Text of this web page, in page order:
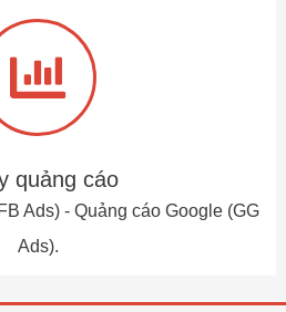
quảng cáo
Ads) - Quảng cáo Google (GG
Ads).